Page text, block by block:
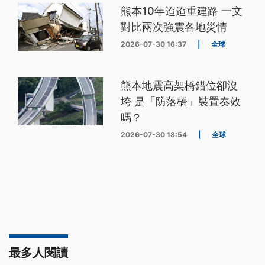
熊本10年迢迢重建路 一文
對比兩次強震各地災情
2026-07-30 16:37 全球
熊本地震高架橋錯位卻沒
垮 是「防落橋」裝置奏效
嗎？
2026-07-30 18:54 全球
最多人閱讀